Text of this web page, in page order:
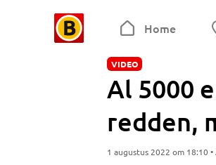
Home
VIDEO
Al 5000
redden,
1 augustus 2022 om 18:10